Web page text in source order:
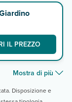
IL PREZZO
Mostra di più
Disposizione e